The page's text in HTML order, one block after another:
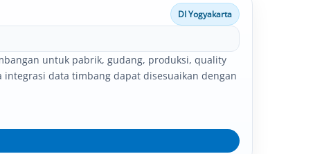
DI Yogyakarta
untuk pabrik, gudang, produksi, quality
data timbang dapat disesuaikan dengan